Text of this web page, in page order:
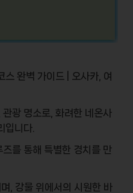
스 완벽 가이드 | 오사카, 여
광 명소로, 화려한 네온사
입니다.
즈를 통해 특별한 경치를 만
, 강물 위에서의 시원한 바